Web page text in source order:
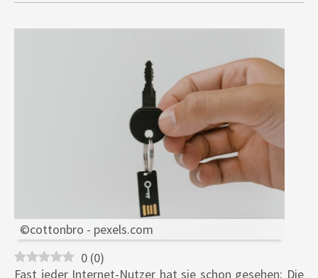
©cottonbro - pexels.com
0 (0)
Fast jeder Internet-Nutzer hat sie schon gesehen: Die